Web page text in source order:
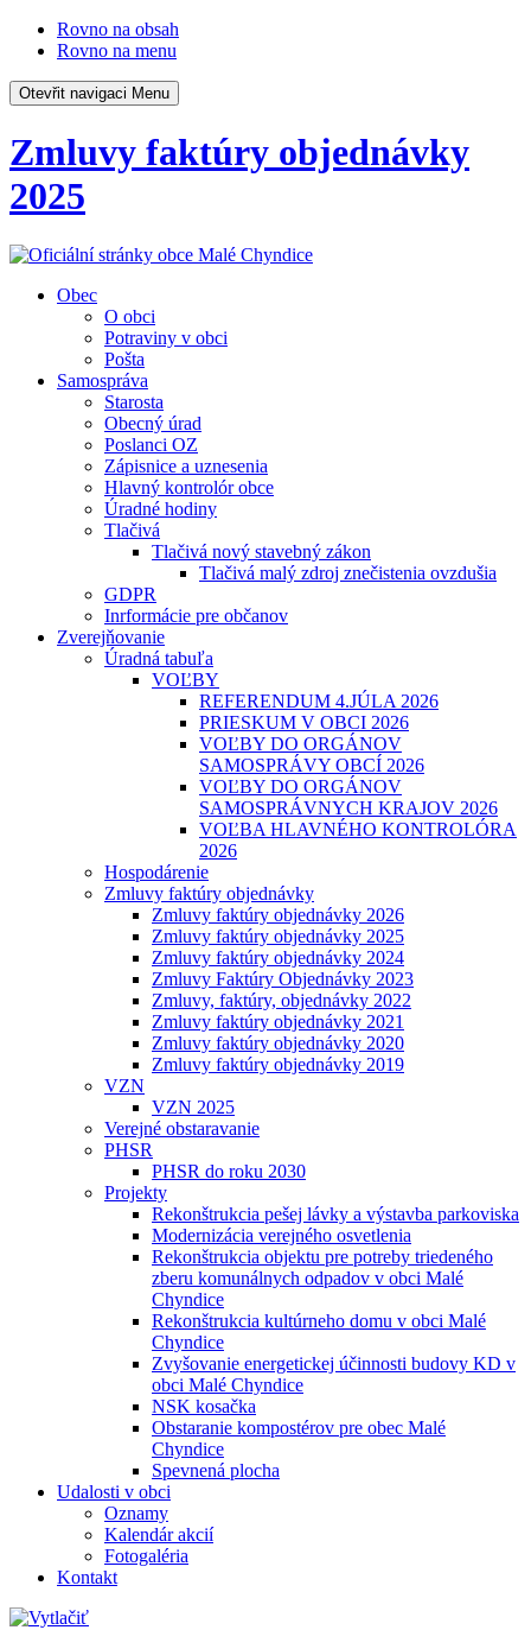
Rovno na obsah
Rovno na menu
Otevřit navigaci Menu
Zmluvy faktúry objednávky
2025
Obec
O obci
Potraviny v obci
Pošta
Samospráva
Starosta
Obecný úrad
Poslanci OZ
Zápisnice a uznesenia
Hlavný kontrolór obce
Úradné hodiny
Tlačivá
Tlačivá nový stavebný zákon
Tlačivá malý zdroj znečistenia ovzdušia
GDPR
Inrformácie pre občanov
Zverejňovanie
Úradná tabuľa
VOĽBY
REFERENDUM 4.JÚLA 2026
PRIESKUM V OBCI 2026
VOĽBY DO ORGÁNOV
SAMOSPRÁVY OBCÍ 2026
VOĽBY DO ORGÁNOV
SAMOSPRÁVNYCH KRAJOV 2026
VOĽBA HLAVNÉHO KONTROLÓRA
2026
Hospodárenie
Zmluvy faktúry objednávky
Zmluvy faktúry objednávky 2026
Zmluvy faktúry objednávky 2025
Zmluvy faktúry objednávky 2024
Zmluvy Faktúry Objednávky 2023
Zmluvy, faktúry, objednávky 2022
Zmluvy faktúry objednávky 2021
Zmluvy faktúry objednávky 2020
Zmluvy faktúry objednávky 2019
VZN
VZN 2025
Verejné obstaravanie
PHSR
PHSR do roku 2030
Projekty
Rekonštrukcia pešej lávky a výstavba parkoviska
Modernizácia verejného osvetlenia
Rekonštrukcia objektu pre potreby triedeného
zberu komunálnych odpadov v obci Malé
Chyndice
Rekonštrukcia kultúrneho domu v obci Malé
Chyndice
Zvyšovanie energetickej účinnosti budovy KD v
obci Malé Chyndice
NSK kosačka
Obstaranie kompostérov pre obec Malé
Chyndice
Spevnená plocha
Udalosti v obci
Oznamy
Kalendár akcií
Fotogaléria
Kontakt